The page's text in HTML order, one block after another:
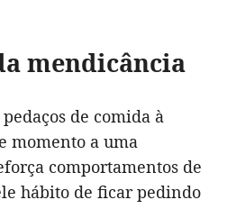
mendicância
de comida à
momento a uma
comportamentos de
hábito de ficar pedindo